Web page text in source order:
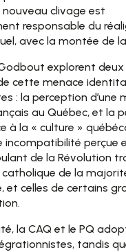
clivage est
responsable du
avec la montée de la
explorent deux
cette menace
: la perception d’une
au Québec, et la
à la « culture »
incompatibilité perçue
de la Révolution
catholique de la
et celles de certains
la CAQ et le PQ
tandis